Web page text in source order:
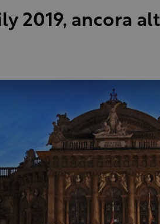
2019, ancora